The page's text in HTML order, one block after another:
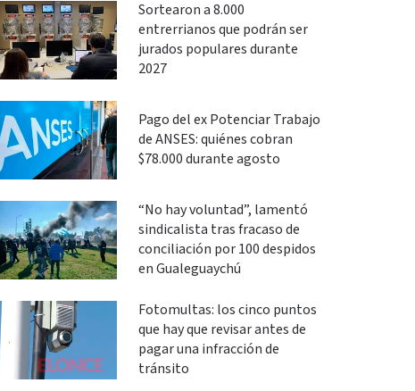
Sortearon a 8.000
entrerrianos que podrán ser
jurados populares durante
2027
Pago del ex Potenciar Trabajo
de ANSES: quiénes cobran
$78.000 durante agosto
“No hay voluntad”, lamentó
sindicalista tras fracaso de
conciliación por 100 despidos
en Gualeguaychú
Fotomultas: los cinco puntos
que hay que revisar antes de
pagar una infracción de
tránsito